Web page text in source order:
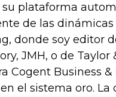
plataforma
de las
donde soy editor
JMH, o de
Cogent Business
el sistema oro.